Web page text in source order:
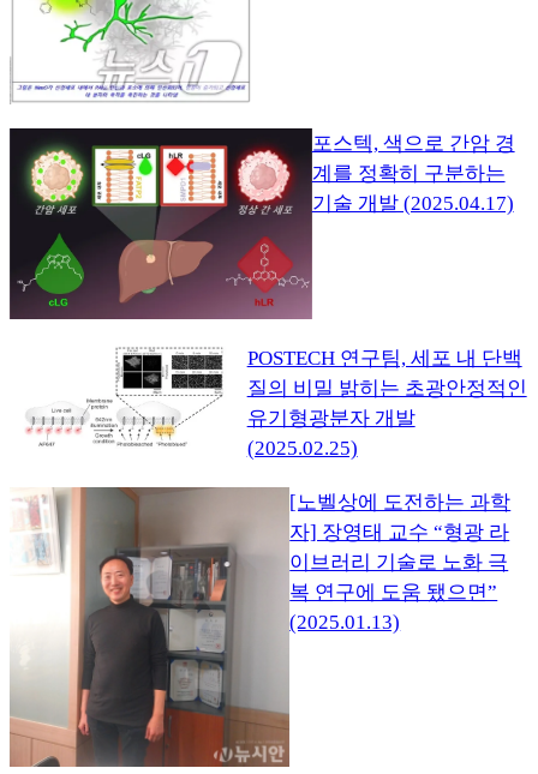
포스텍, 색으로 간암 경
계를 정확히 구분하는
기술 개발 (2025.04.17)
POSTECH 연구팀, 세포 내 단백
질의 비밀 밝히는 초광안정적인
유기형광분자 개발
(2025.02.25)
[노벨상에 도전하는 과학
자] 장영태 교수 “형광 라
이브러리 기술로 노화 극
복 연구에 도움 됐으면”
(2025.01.13)